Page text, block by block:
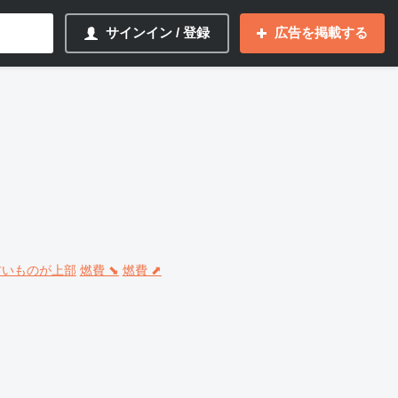
サインイン / 登録 広告を掲載する
ものが上部 燃費 ⬊ 燃費 ⬈